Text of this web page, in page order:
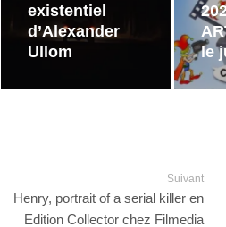
existentiel
d’Alexander
Ullom
le
Suivant
Henry, portrait of a serial killer en
Edition Collector chez Filmedia